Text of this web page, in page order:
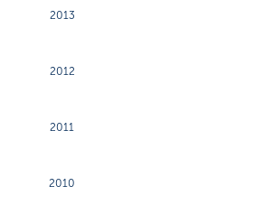
2013
2012
2011
2010